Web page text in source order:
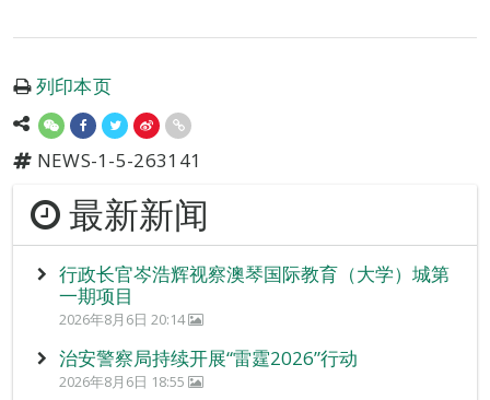
列印本页
NEWS-1-5-263141
最新新闻
行政长官岑浩辉视察澳琴国际教育（大学）城第
一期项目
2026年8月6日 20:14
治安警察局持续开展“雷霆2026”行动
2026年8月6日 18:55